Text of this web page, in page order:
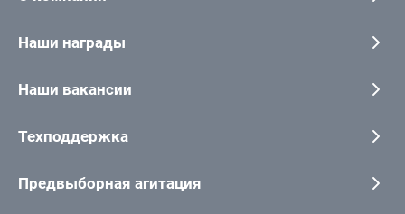
Наши награды
Наши вакансии
Техподдержка
Предвыборная агитация